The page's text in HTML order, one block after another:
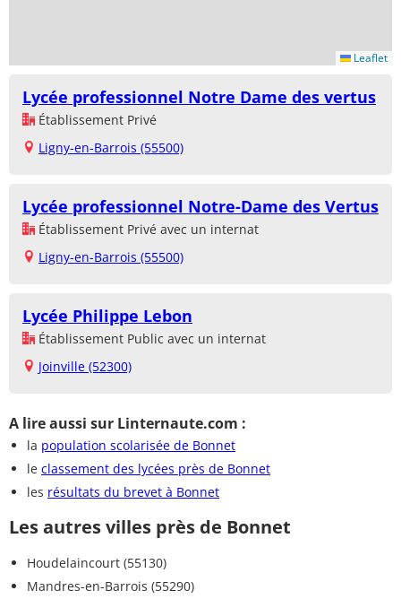
Leaflet
Lycée professionnel Notre Dame des vertus
Établissement Privé
Ligny-en-Barrois (55500)
Lycée professionnel Notre-Dame des Vertus
Établissement Privé avec un internat
Ligny-en-Barrois (55500)
Lycée Philippe Lebon
Établissement Public avec un internat
Joinville (52300)
A lire aussi sur Linternaute.com :
la population scolarisée de Bonnet
le classement des lycées près de Bonnet
les résultats du brevet à Bonnet
Les autres villes près de Bonnet
Houdelaincourt (55130)
Mandres-en-Barrois (55290)